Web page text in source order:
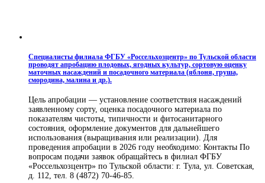
Специалисты филиала ФГБУ «Россельхозцентр» по Тульской области
проводят апробацию плодовых, ягодных культур, сортовую оценку
маточных насаждений и посадочного материала (яблоня, груша,
смородина, малина и др.).
Цель апробации — установление соответствия насаждений
заявленному сорту, оценка посадочного материала по
показателям чистоты, типичности и фитосанитарного
состояния, оформление документов для дальнейшего
использования (выращивания или реализации). Для
проведения апробации в 2026 году необходимо: Контакты По
вопросам подачи заявок обращайтесь в филиал ФГБУ
«Россельхозцентр» по Тульской области: г. Тула, ул. Советская,
д. 112, тел. 8 (4872) 70-46-85.